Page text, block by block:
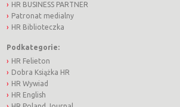
HR BUSINESS PARTNER
Patronat medialny
HR Biblioteczka
Podkategorie:
HR Felieton
Dobra Książka HR
HR Wywiad
HR English